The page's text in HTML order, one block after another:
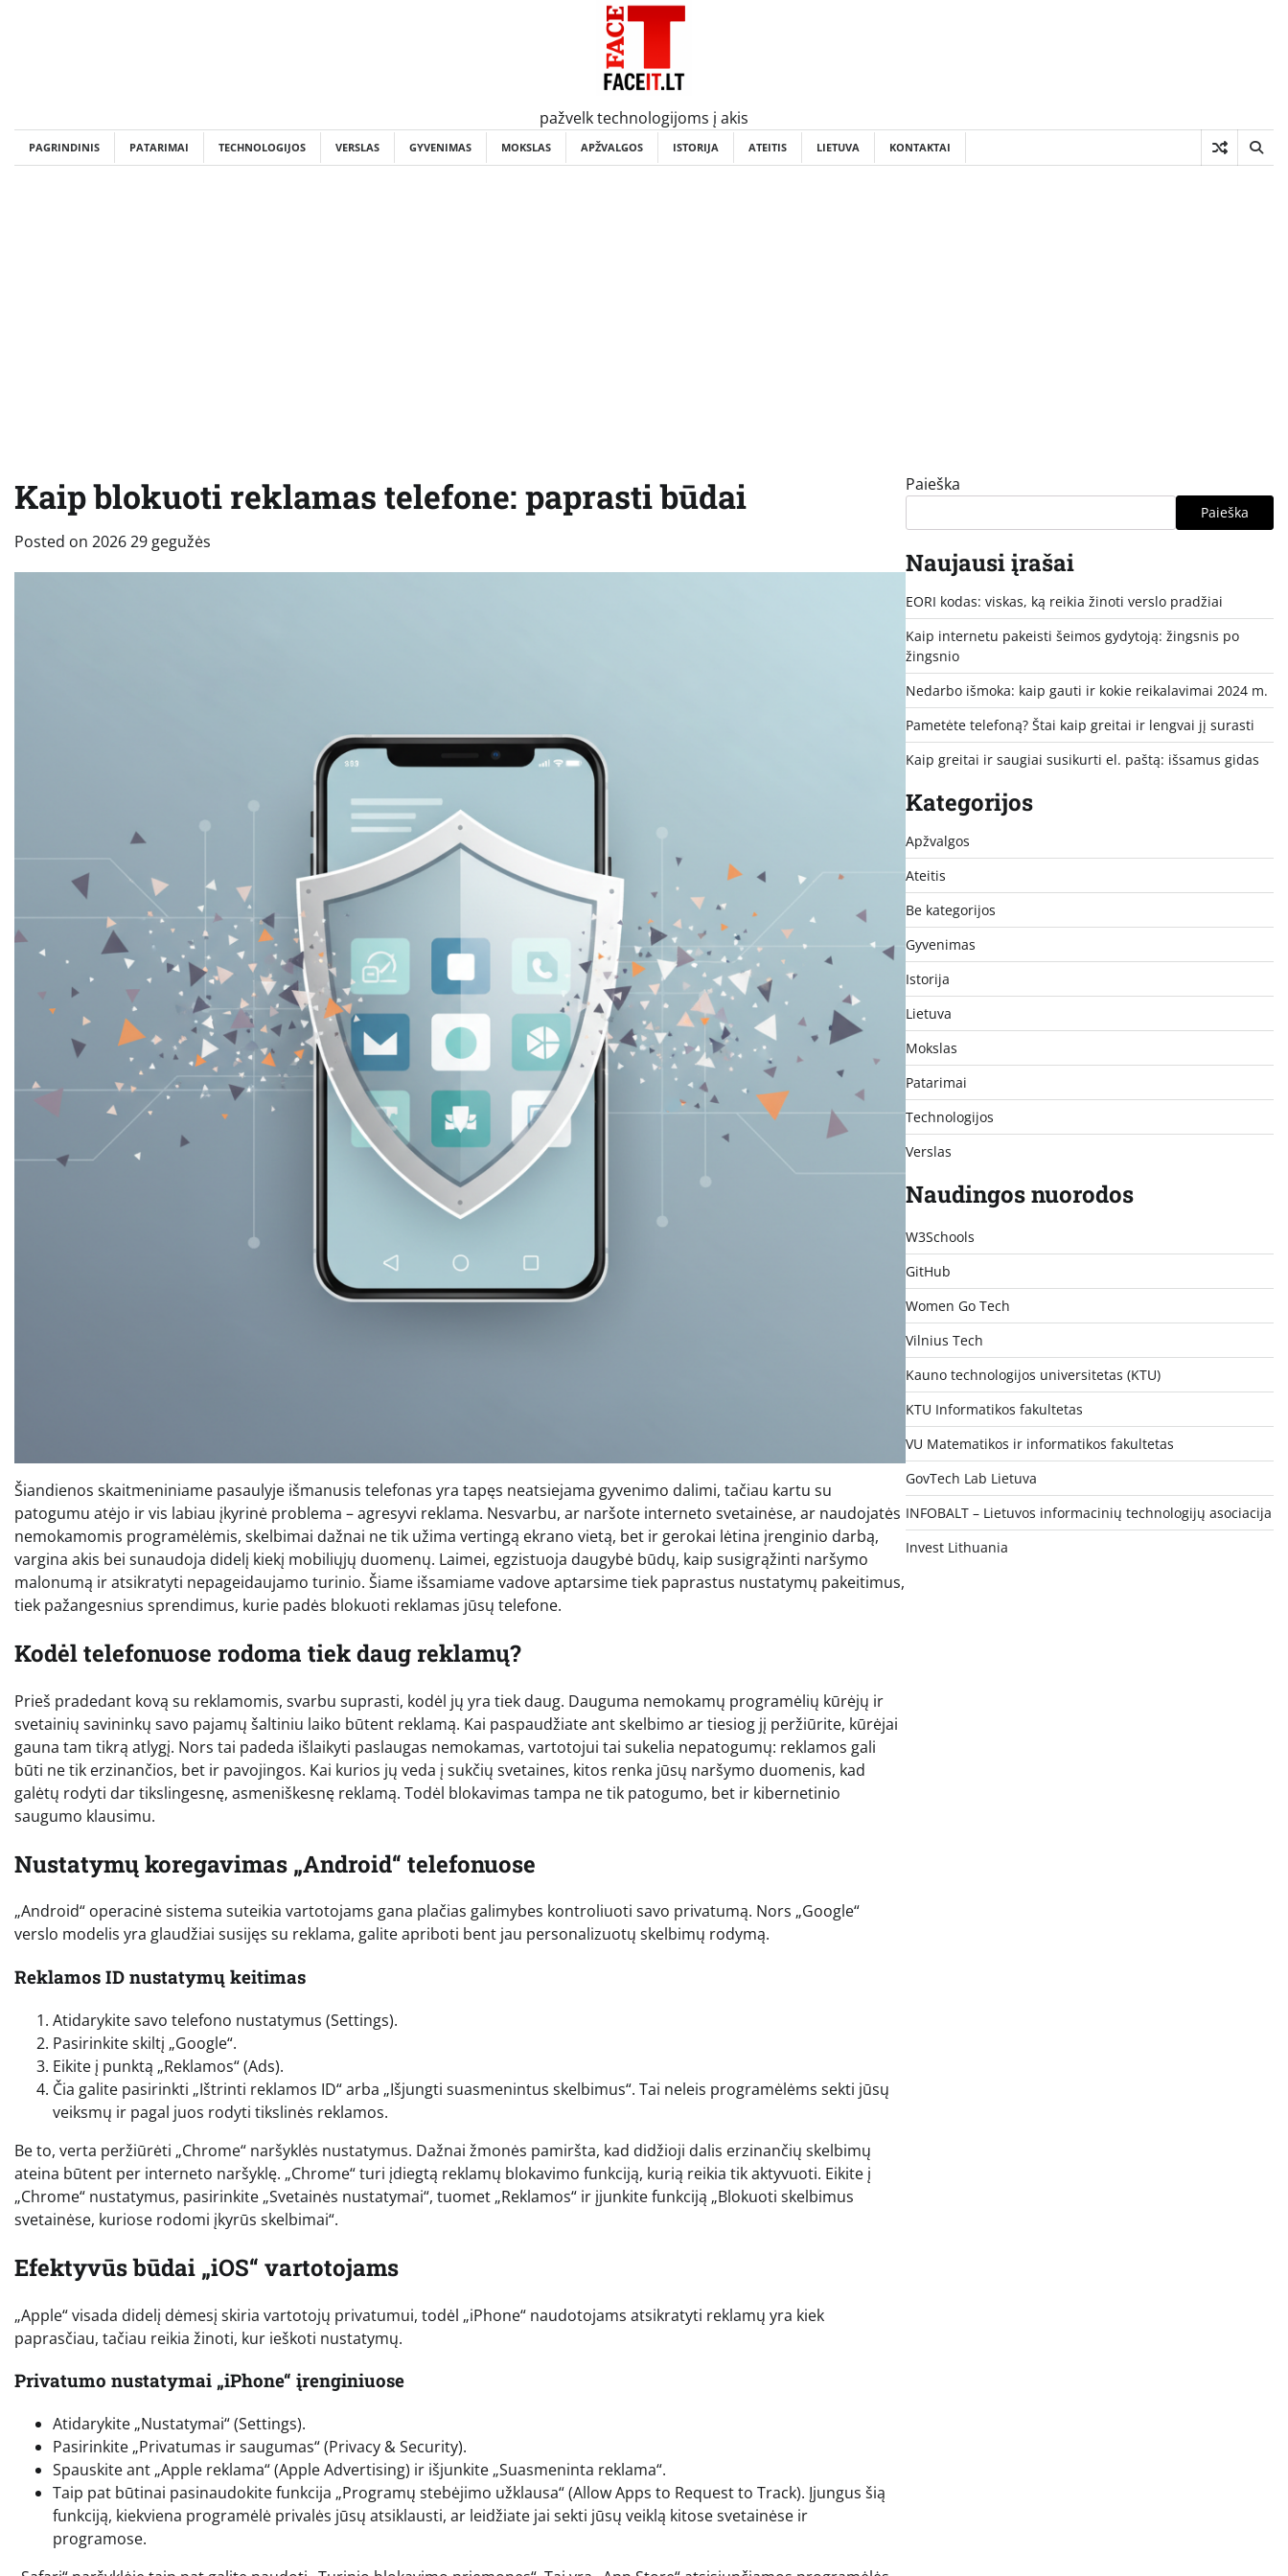
pažvelk technologijoms į akis
PAGRINDINIS PATARIMAI TECHNOLOGIJOS VERSLAS GYVENIMAS MOKSLAS APŽVALGOS ISTORIJA ATEITIS LIETUVA KONTAKTAI
Kaip blokuoti reklamas telefone: paprasti būdai
Posted on 2026 29 gegužės
Šiandienos skaitmeniniame pasaulyje išmanusis telefonas yra tapęs neatsiejama gyvenimo dalimi, tačiau kartu su
patogumu atėjo ir vis labiau įkyrinė problema – agresyvi reklama. Nesvarbu, ar naršote interneto svetainėse, ar naudojatės
nemokamomis programėlėmis, skelbimai dažnai ne tik užima vertingą ekrano vietą, bet ir gerokai lėtina įrenginio darbą,
vargina akis bei sunaudoja didelį kiekį mobiliųjų duomenų. Laimei, egzistuoja daugybė būdų, kaip susigrąžinti naršymo
malonumą ir atsikratyti nepageidaujamo turinio. Šiame išsamiame vadove aptarsime tiek paprastus nustatymų pakeitimus,
tiek pažangesnius sprendimus, kurie padės blokuoti reklamas jūsų telefone.
Kodėl telefonuose rodoma tiek daug reklamų?
Prieš pradedant kovą su reklamomis, svarbu suprasti, kodėl jų yra tiek daug. Dauguma nemokamų programėlių kūrėjų ir
svetainių savininkų savo pajamų šaltiniu laiko būtent reklamą. Kai paspaudžiate ant skelbimo ar tiesiog jį peržiūrite, kūrėjai
gauna tam tikrą atlygį. Nors tai padeda išlaikyti paslaugas nemokamas, vartotojui tai sukelia nepatogumų: reklamos gali
būti ne tik erzinančios, bet ir pavojingos. Kai kurios jų veda į sukčių svetaines, kitos renka jūsų naršymo duomenis, kad
galėtų rodyti dar tikslingesnę, asmeniškesnę reklamą. Todėl blokavimas tampa ne tik patogumo, bet ir kibernetinio
saugumo klausimu.
Nustatymų koregavimas „Android“ telefonuose
„Android“ operacinė sistema suteikia vartotojams gana plačias galimybes kontroliuoti savo privatumą. Nors „Google“
verslo modelis yra glaudžiai susijęs su reklama, galite apriboti bent jau personalizuotų skelbimų rodymą.
Reklamos ID nustatymų keitimas
Atidarykite savo telefono nustatymus (Settings).
Pasirinkite skiltį „Google“.
Eikite į punktą „Reklamos“ (Ads).
Čia galite pasirinkti „Ištrinti reklamos ID“ arba „Išjungti suasmenintus skelbimus“. Tai neleis programėlėms sekti jūsų
veiksmų ir pagal juos rodyti tikslinės reklamos.
Be to, verta peržiūrėti „Chrome“ naršyklės nustatymus. Dažnai žmonės pamiršta, kad didžioji dalis erzinančių skelbimų
ateina būtent per interneto naršyklę. „Chrome“ turi įdiegtą reklamų blokavimo funkciją, kurią reikia tik aktyvuoti. Eikite į
„Chrome“ nustatymus, pasirinkite „Svetainės nustatymai“, tuomet „Reklamos“ ir įjunkite funkciją „Blokuoti skelbimus
svetainėse, kuriose rodomi įkyrūs skelbimai“.
Efektyvūs būdai „iOS“ vartotojams
„Apple“ visada didelį dėmesį skiria vartotojų privatumui, todėl „iPhone“ naudotojams atsikratyti reklamų yra kiek
paprasčiau, tačiau reikia žinoti, kur ieškoti nustatymų.
Privatumo nustatymai „iPhone“ įrenginiuose
Atidarykite „Nustatymai“ (Settings).
Pasirinkite „Privatumas ir saugumas“ (Privacy & Security).
Spauskite ant „Apple reklama“ (Apple Advertising) ir išjunkite „Suasmeninta reklama“.
Taip pat būtinai pasinaudokite funkcija „Programų stebėjimo užklausa“ (Allow Apps to Request to Track). Įjungus šią
funkciją, kiekviena programėlė privalės jūsų atsiklausti, ar leidžiate jai sekti jūsų veiklą kitose svetainėse ir
programose.
Paieška
Paieška
Naujausi įrašai
EORI kodas: viskas, ką reikia žinoti verslo pradžiai
Kaip internetu pakeisti šeimos gydytoją: žingsnis po
žingsnio
Nedarbo išmoka: kaip gauti ir kokie reikalavimai 2024 m.
Pametėte telefoną? Štai kaip greitai ir lengvai jį surasti
Kaip greitai ir saugiai susikurti el. paštą: išsamus gidas
Kategorijos
Apžvalgos
Ateitis
Be kategorijos
Gyvenimas
Istorija
Lietuva
Mokslas
Patarimai
Technologijos
Verslas
Naudingos nuorodos
W3Schools
GitHub
Women Go Tech
Vilnius Tech
Kauno technologijos universitetas (KTU)
KTU Informatikos fakultetas
VU Matematikos ir informatikos fakultetas
GovTech Lab Lietuva
INFOBALT – Lietuvos informacinių technologijų asociacija
Invest Lithuania